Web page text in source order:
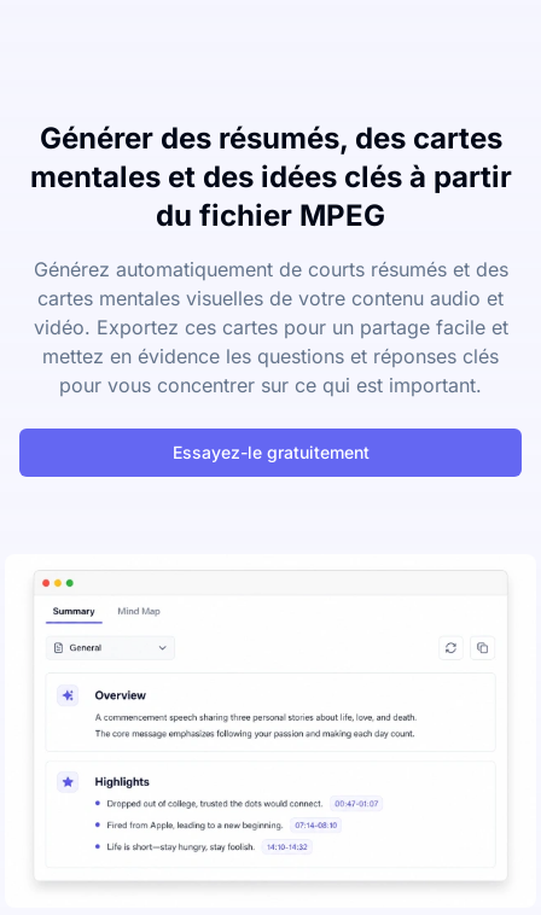
Générer des résumés, des cartes
mentales et des idées clés à partir
du fichier MPEG
Générez automatiquement de courts résumés et des
cartes mentales visuelles de votre contenu audio et
vidéo. Exportez ces cartes pour un partage facile et
mettez en évidence les questions et réponses clés
pour vous concentrer sur ce qui est important.
Essayez-le gratuitement